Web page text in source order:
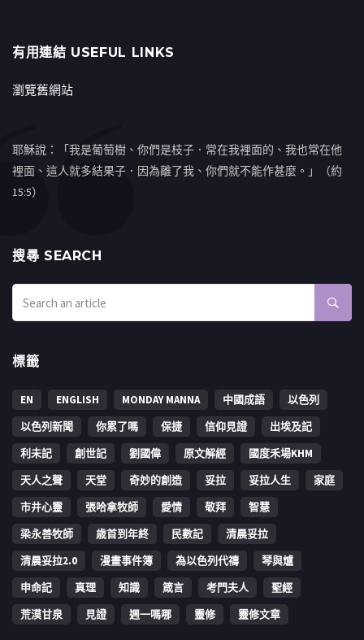
有用連結 USEFUL LINKS
瀏覽舊網站
耶穌說：「我是葡萄樹、你們是枝子．常在我裡面的、我也常在他
裡面、這人就多結果子．因為離了我、你們就不能作甚麼。」（約
15:5）
搜㝷 SEARCH
標籤
EN ENGLISH MONDAY MANNA 中國成語
以色列
以色列新聞
你累了嗎 保捷 信仰見證
出埃及記
利未記
創世記 劉國偉 原文解經
國度禾場KHM
天人之聲
天堂 奇妙的創造 妥拉 妥拉人生
家庭
市井心靈
張哈拿牧師 愛情 敬拜
智慧
梁永善牧師
歳首到年終 民數記
清晨妥拉
清晨妥拉2.0
漫畫事件簿 為以色列代禱
琴與爐
申命記
真理 知識 箴言 考門夫人
聖經
荒漠甘泉
見證 週一嗎哪 靈修 靈修文章